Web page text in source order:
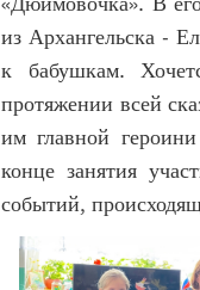
из Архангельска -
к бабушкам.
протяжении всей
им главной
конце занятия
событий,